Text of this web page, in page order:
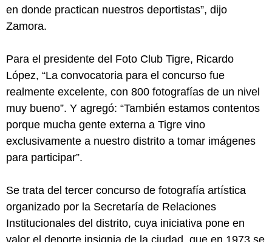
en donde practican nuestros deportistas”, dijo
Zamora.
Para el presidente del Foto Club Tigre, Ricardo
López, “La convocatoria para el concurso fue
realmente excelente, con 800 fotografías de un nivel
muy bueno”. Y agregó: “También estamos contentos
porque mucha gente externa a Tigre vino
exclusivamente a nuestro distrito a tomar imágenes
para participar”.
Se trata del tercer concurso de fotografía artística
organizado por la Secretaría de Relaciones
Institucionales del distrito, cuya iniciativa pone en
valor el deporte insignia de la ciudad, que en 1973 se